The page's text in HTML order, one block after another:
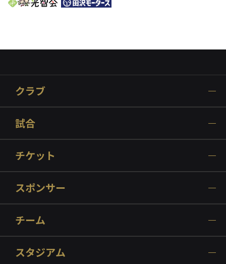
クラブ
試合
チケット
スポンサー
チーム
スタジアム